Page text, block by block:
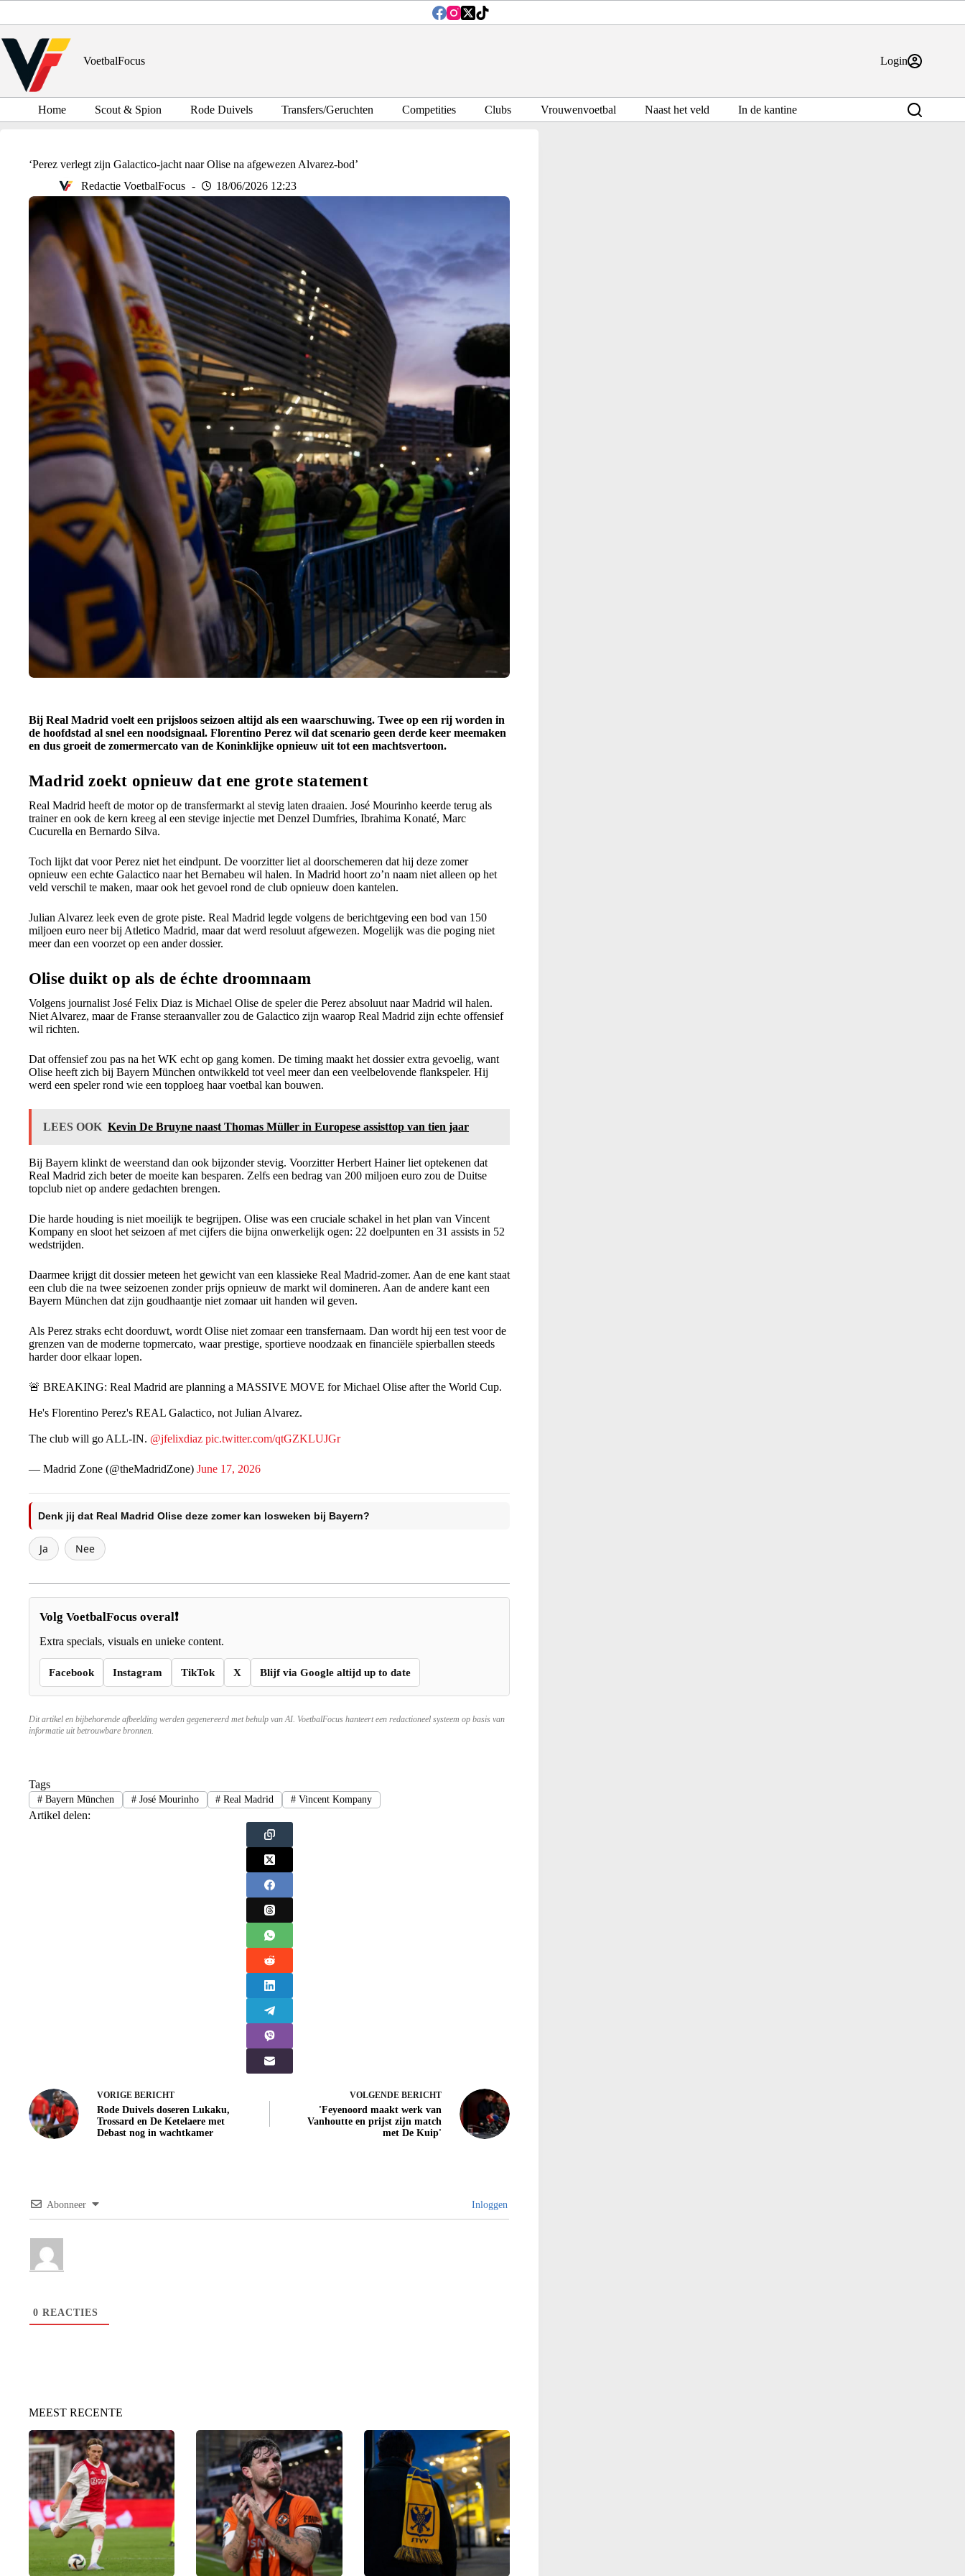
inhoud
VoetbalFocus
Login
Home Scout & Spion Rode Duivels Transfers/Geruchten Competities Clubs Vrouwenvoetbal Naast het veld In de kantine
‘Perez verlegt zijn Galactico-jacht naar Olise na afgewezen Alvarez-bod’
Redactie VoetbalFocus
18/06/2026 12:23
Bij Real Madrid voelt een prijsloos seizoen altijd als een waarschuwing. Twee op een rij worden in
de hoofdstad al snel een noodsignaal. Florentino Perez wil dat scenario geen derde keer meemaken
en dus groeit de zomermercato van de Koninklijke opnieuw uit tot een machtsvertoon.
Madrid zoekt opnieuw dat ene grote statement
Real Madrid heeft de motor op de transfermarkt al stevig laten draaien. José Mourinho keerde terug als
trainer en ook de kern kreeg al een stevige injectie met Denzel Dumfries, Ibrahima Konaté, Marc
Cucurella en Bernardo Silva.
Toch lijkt dat voor Perez niet het eindpunt. De voorzitter liet al doorschemeren dat hij deze zomer
opnieuw een echte Galactico naar het Bernabeu wil halen. In Madrid hoort zo’n naam niet alleen op het
veld verschil te maken, maar ook het gevoel rond de club opnieuw doen kantelen.
Julian Alvarez leek even de grote piste. Real Madrid legde volgens de berichtgeving een bod van 150
miljoen euro neer bij Atletico Madrid, maar dat werd resoluut afgewezen. Mogelijk was die poging niet
meer dan een voorzet op een ander dossier.
Olise duikt op als de échte droomnaam
Volgens journalist José Felix Diaz is Michael Olise de speler die Perez absoluut naar Madrid wil halen.
Niet Alvarez, maar de Franse steraanvaller zou de Galactico zijn waarop Real Madrid zijn echte offensief
wil richten.
Dat offensief zou pas na het WK echt op gang komen. De timing maakt het dossier extra gevoelig, want
Olise heeft zich bij Bayern München ontwikkeld tot veel meer dan een veelbelovende flankspeler. Hij
werd een speler rond wie een topploeg haar voetbal kan bouwen.
LEES OOK Kevin De Bruyne naast Thomas Müller in Europese assisttop van tien jaar
Bij Bayern klinkt de weerstand dan ook bijzonder stevig. Voorzitter Herbert Hainer liet optekenen dat
Real Madrid zich beter de moeite kan besparen. Zelfs een bedrag van 200 miljoen euro zou de Duitse
topclub niet op andere gedachten brengen.
Die harde houding is niet moeilijk te begrijpen. Olise was een cruciale schakel in het plan van Vincent
Kompany en sloot het seizoen af met cijfers die bijna onwerkelijk ogen: 22 doelpunten en 31 assists in 52
wedstrijden.
Daarmee krijgt dit dossier meteen het gewicht van een klassieke Real Madrid-zomer. Aan de ene kant staat
een club die na twee seizoenen zonder prijs opnieuw de markt wil domineren. Aan de andere kant een
Bayern München dat zijn goudhaantje niet zomaar uit handen wil geven.
Als Perez straks echt doorduwt, wordt Olise niet zomaar een transfernaam. Dan wordt hij een test voor de
grenzen van de moderne topmercato, waar prestige, sportieve noodzaak en financiële spierballen steeds
harder door elkaar lopen.
🚨 BREAKING: Real Madrid are planning a MASSIVE MOVE for Michael Olise after the World Cup.
He's Florentino Perez's REAL Galactico, not Julian Alvarez.
The club will go ALL-IN. @jfelixdiaz pic.twitter.com/qtGZKLUJGr
— Madrid Zone (@theMadridZone) June 17, 2026
Denk jij dat Real Madrid Olise deze zomer kan losweken bij Bayern?
Ja Nee
Volg VoetbalFocus overal❗
Extra specials, visuals en unieke content.
Facebook Instagram TikTok X Blijf via Google altijd up to date
Dit artikel en bijbehorende afbeelding werden gegenereerd met behulp van AI. VoetbalFocus hanteert een redactioneel systeem op basis van
informatie uit betrouwbare bronnen.
Tags
#Bayern München #José Mourinho # Real Madrid # Vincent Kompany
Artikel delen:
VORIGE BERICHT
Rode Duivels doseren Lukaku,
Trossard en De Ketelaere met
Debast nog in wachtkamer
VOLGENDE BERICHT
'Feyenoord maakt werk van
Vanhoutte en prijst zijn match
met De Kuip'
Abonneer Inloggen
0 REACTIES
MEEST RECENTE